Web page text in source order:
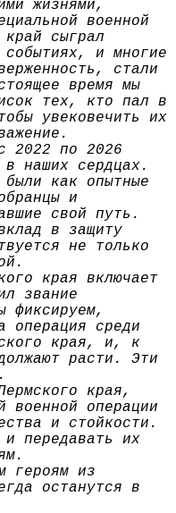
жизнями,
военной
сыграл
и многие
стали
время мы
тех, кто пал в
увековечить их
2022 по 2026
наших сердцах.
как опытные
и
свой путь.
в защиту
не только
края включает
звание
фиксируем,
операция среди
края, и, к
расти. Эти
края,
военной операции
и стойкости.
передавать их
героям из
останутся в